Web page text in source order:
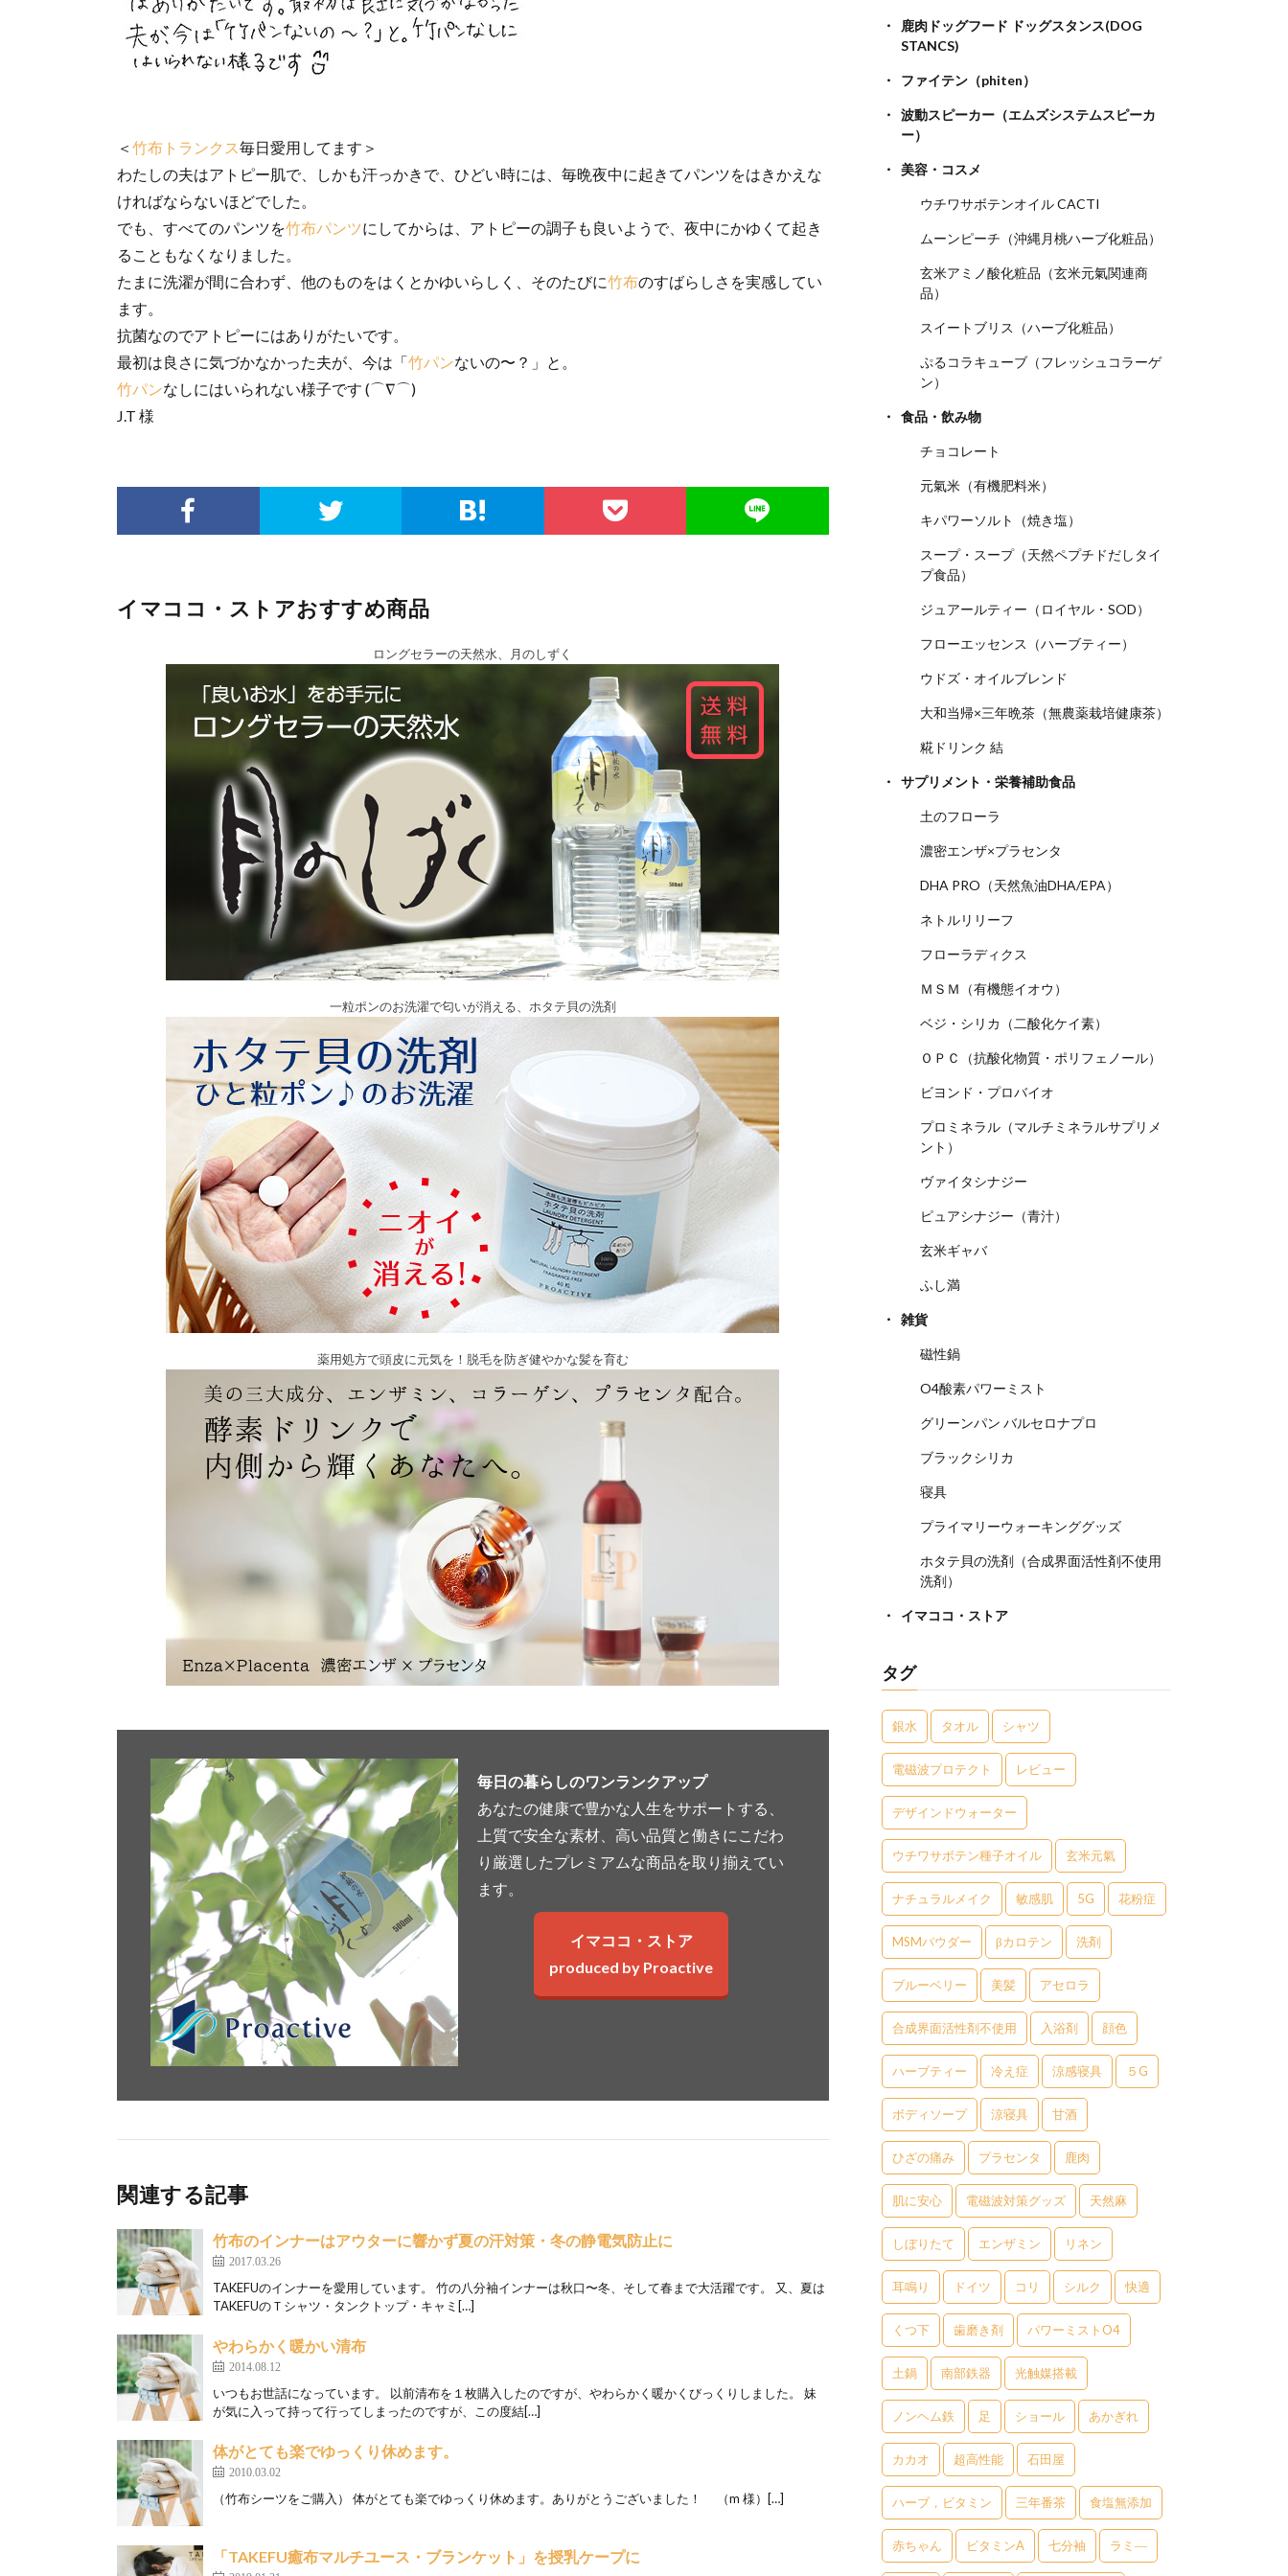
＜ 竹布トランクス毎日愛用してます＞
わたしの夫はアトピー肌で、しかも汗っかきで、ひどい時には、毎晩夜中に起きてパンツをはきかえな
ければならないほどでした。
でも、すべてのパンツを竹布パンツにしてからは、アトピーの調子も良いようで、夜中にかゆくて起き
ることもなくなりました。
たまに洗濯が間に合わず、他のものをはくとかゆいらしく、そのたびに竹布のすばらしさを実感してい
ます。
抗菌なのでアトピーにはありがたいです。
最初は良さに気づかなかった夫が、今は「竹パンないの〜？」と。
竹パンなしにはいられない様子です (⌒∇⌒)
J.T 様
イマココ・ストアおすすめ商品
ロングセラーの天然水、月のしずく
一粒ポンのお洗濯で匂いが消える、ホタテ貝の洗剤
薬用処方で頭皮に元気を！脱毛を防ぎ健やかな髪を育む
毎日の暮らしのワンランクアップ
あなたの健康で豊かな人生をサポートする、
上質で安全な素材、高い品質と働きにこだわ
り厳選したプレミアムな商品を取り揃えてい
ます。
イマココ・ストア
produced by Proactive
関連する記事
竹布のインナーはアウターに響かず夏の汗対策・冬の静電気防止に
2017.03.26
TAKEFUのインナーを愛用しています。 竹の八分袖インナーは秋口〜冬、そして春まで大活躍です。 又、夏は
TAKEFUのＴシャツ・タンクトップ・キャミ[…]
やわらかく暖かい清布
2014.08.12
いつもお世話になっています。 以前清布を１枚購入したのですが、やわらかく暖かくびっくりしました。 妹
が気に入って持って行ってしまったのですが、この度結[…]
体がとても楽でゆっくり休めます。
2010.03.02
（竹布シーツをご購入） 体がとても楽でゆっくり休めます。ありがとうございました！ （m 様）[…]
「TAKEFU癒布マルチユース・ブランケット」を授乳ケープに
鹿肉ドッグフード ドッグスタンス(DOG
STANCS)
ファイテン（phiten）
波動スピーカー（エムズシステムスピーカ
ー）
美容・コスメ
ウチワサボテンオイル CACTI
ムーンピーチ（沖縄月桃ハーブ化粧品）
玄米アミノ酸化粧品（玄米元氣関連商
品）
スイートブリス（ハーブ化粧品）
ぷるコラキューブ（フレッシュコラーゲ
ン）
食品・飲み物
チョコレート
元氣米（有機肥料米）
キパワーソルト（焼き塩）
スープ・スープ（天然ペプチドだしタイ
プ食品）
ジュアールティー（ロイヤル・SOD）
フローエッセンス（ハーブティー）
ウドズ・オイルブレンド
大和当帰×三年晩茶（無農薬栽培健康茶）
糀ドリンク 結
サプリメント・栄養補助食品
土のフローラ
濃密エンザ×プラセンタ
DHA PRO（天然魚油DHA/EPA）
ネトルリリーフ
フローラディクス
ＭＳＭ（有機態イオウ）
ベジ・シリカ（二酸化ケイ素）
ＯＰＣ（抗酸化物質・ポリフェノール）
ビヨンド・プロバイオ
プロミネラル（マルチミネラルサプリメ
ント）
ヴァイタシナジー
ピュアシナジー（青汁）
玄米ギャバ
ふし満
雑貨
磁性鍋
O4酸素パワーミスト
グリーンパン バルセロナプロ
ブラックシリカ
寝具
プライマリーウォーキンググッズ
ホタテ貝の洗剤（合成界面活性剤不使用
洗剤）
イマココ・ストア
タグ
銀水 タオル シャツ
電磁波プロテクト レビュー
デザインドウォーター
ウチワサボテン種子オイル 玄米元氣
ナチュラルメイク 敏感肌 5G 花粉症
MSMパウダー βカロテン 洗剤
ブルーベリー 美髪 アセロラ
合成界面活性剤不使用 入浴剤 顔色
ハーブティー 冷え症 涼感寝具 ５G
ボディソープ 涼寝具 甘酒
ひざの痛み プラセンタ 鹿肉
肌に安心 電磁波対策グッズ 天然麻
しぼりたて エンザミン リネン
耳鳴り ドイツ コリ シルク 快適
くつ下 歯磨き剤 パワーミストO4
土鍋 南部鉄器 光触媒搭載
ノンヘム鉄 足 ショール あかぎれ
カカオ 超高性能 石田屋
ハーブ，ビタミン 三年番茶 食塩無添加
赤ちゃん ビタミンA 七分袖 ラミ―